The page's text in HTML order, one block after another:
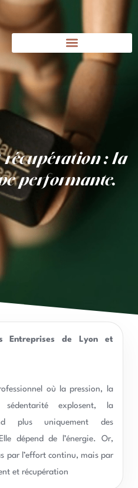
récupération : la
performante.
Entreprises de Lyon et
où la pression, la
explosent, la
plus uniquement des
dépend de l’énergie. Or,
par l’effort continu, mais par
et récupération